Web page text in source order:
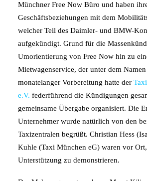
Münchner Free Now Büro und haben
Geschäftsbeziehungen mit dem
welcher Teil des Daimler- und BMW-
aufgekündigt. Grund für die
Umorientierung von Free Now hin zu
Mietwagenservice, der unter dem
monatelanger Vorbereitung hatte der
e.V. federführend die Kündigungen
gemeinsame Übergabe organisiert. Die
Unternehmer wurde natürlich von den
Taxizentralen begrüßt. Christian Hess
Kuhle (Taxi München eG) waren vor
Unterstützung zu demonstrieren.